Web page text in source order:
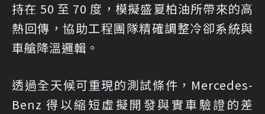
持在 50 至 70 度，模擬盛夏柏油所帶來的高
熱回傳，協助工程團隊精確調整冷卻系統與
車艙降溫邏輯。
透過全天候可重現的測試條件，Mercedes-
Benz 得以縮短虛擬開發與實車驗證的差